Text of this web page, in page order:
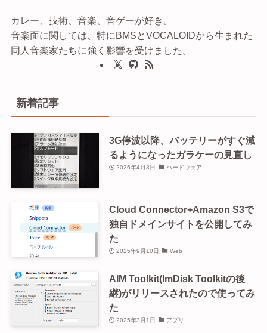
カレー、技術、音楽、音ゲーが好き。
音楽面に関しては、特にBMSとVOCALOIDから生まれた
同人音楽家たちに強く影響を受けました。
新着記事
3G停波以降、バッテリーがすぐ減
るようになったガラケーの見直し
2026年4月3日 ハードウェア
Cloud Connector+Amazon S3で
独自ドメインサイトを公開してみ
た
2025年9月10日 Web
AIM Toolkit(ImDisk Toolkitの後
継)がリリースされたので使ってみ
た
2025年3月1日 アプリ